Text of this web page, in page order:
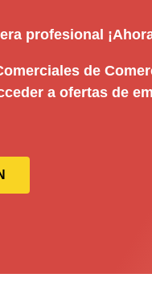
profesional
de
a ofertas de